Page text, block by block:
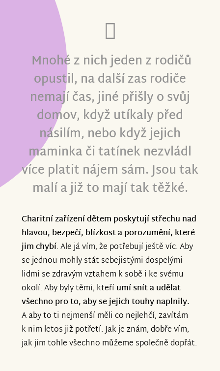
Mnohé z nich jeden z rodičů
opustil, na další zas rodiče
nemají čas, jiné přišly o svůj
domov, když utíkaly před
násilím, nebo když jejich
maminka či tatínek nezvládl
více platit nájem sám. Jsou tak
malí a již to mají tak těžké.
Charitní zařízení dětem poskytují střechu nad
hlavou, bezpečí, blízkost a porozumění, které
jim chybí. Ale já vím, že potřebují ještě víc. Aby
se jednou mohly stát sebejistými dospelými
lidmi se zdravým vztahem k sobě i ke svému
okolí. Aby byly těmi, kteříumí snít a udělat
všechno pro to, aby se jejich touhy naplnily.
A aby to ti nejmenší měli co nejlehčí, zavítám
k nim letos již potřetí. Jak je znám, dobře vím,
jak jim tohle všechno můžeme společně dopřát.